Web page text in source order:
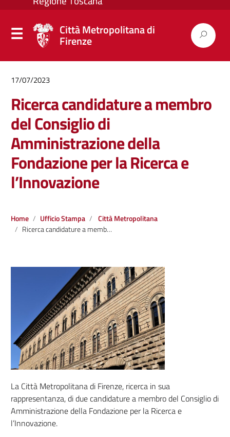
Città Metropolitana di
Firenze
17/07/2023
Ricerca candidature a membro
del Consiglio di
Amministrazione della
Fondazione per la Ricerca e
l’Innovazione
Home Ufficio Stampa
Città Metropolitana
Ricerca candidature a membro del Consiglio di Amministrazione della Fondazione per la Ricerca e l’Innovazione
La Città Metropolitana di Firenze, ricerca in sua
rappresentanza, di due candidature a membro del Consiglio di
Amministrazione della Fondazione per la Ricerca e
l’Innovazione.